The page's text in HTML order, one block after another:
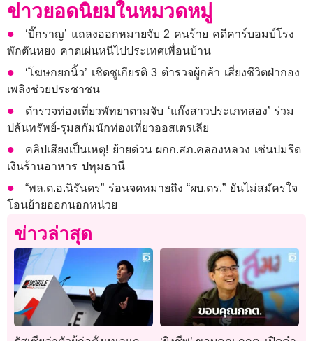
ข่าวยอดนิยมในหมวดหมู่
‘บิ๊กราญ’ แถลงออกหมายจับ 2 คนร้าย คดีคาร์บอมบ์โรง
พักตันหยง คาดเผ่นหนีไปประเทศเพื่อนบ้าน
‘โฆษกยกนิ้ว’ เชิดชูเกียรติ 3 ตำรวจผู้กล้า เสี่ยงชีวิตฝ่ากอง
เพลิงช่วยประชาชน
ตำรวจท่องเที่ยวพัทยาตามจับ ‘แก๊งสาวประเภทสอง’ ร่วม
ปล้นทรัพย์-รุมสกัมนักท่องเที่ยวออสเตรเลีย
คลิปเสียงเป็นเหตุ! ย้ายด่วน ผกก.สภ.คลองหลวง เซ่นปมรีด
เงินร้านอาหาร ปทุมธานี
“พล.ต.อ.นิรันดร” ร่อนจดหมายถึง “ผบ.ตร.” ยันไม่สมัครใจ
โอนย้ายออกนอกหน่วย
ข่าวล่าสุด